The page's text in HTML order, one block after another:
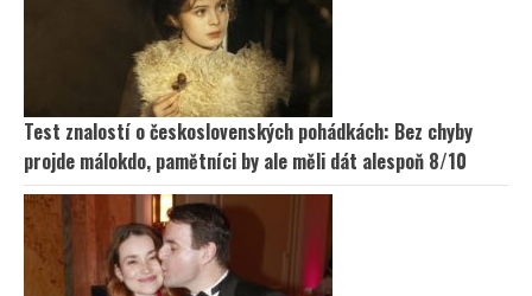
Test znalostí o československých pohádkách: Bez chyby
projde málokdo, pamětníci by ale měli dát alespoň 8/10